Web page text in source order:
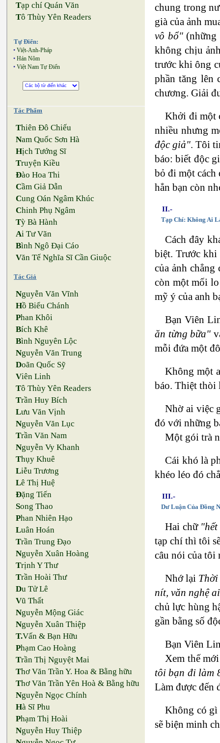
Tạp chí Quán Văn
Tô Thùy Yên Readers
Tự Điển:
• Việt-Anh-Pháp
• Hán Nôm
• Việt Nam Tự Điển
Tác Phẩm
Thiên Đô Chiếu
Nam Quốc Sơn Hà
Hịch Tướng Sĩ
Truyện Kiều
Đào Hoa Thi
Cầm Giả Dẫn
Cung Oán Ngâm Khúc
Chinh Phụ Ngâm
Tỳ Bà Hành
Ai Tư Vãn
Bình Ngô Đại Cáo
Văn Tế Nghĩa Sĩ Cần Giuộc
Tác Giả
Nguyễn Văn Vĩnh
Hồ Biểu Chánh
Phan Khôi
Bích Khê
Bình Nguyên Lộc
Nguyễn Văn Trung
Doãn Quốc Sỹ
Viên Linh
Tô Thùy Yên Readers
Trần Huy Bích
Lưu Văn Vịnh
Nguyễn Văn Lục
Trần Văn Nam
Nguyễn Vy Khanh
Thụy Khuê
Liễu Trương
Lê Thị Huệ
Đặng Tiến
Song Thao
Phan Nhiên Hạo
Luân Hoán
Trần Trung Đạo
Nguyễn Xuân Hoàng
Trịnh Y Thư
Trần Hoài Thư
Du Tử Lê
Vũ Thất
Nguyễn Mộng Giác
Nguyễn Xuân Thiệp
T.Vấn & Bạn Hữu
Phạm Cao Hoàng
Trần Thị Nguyệt Mai
Thơ Văn Trần Y. Hoa & Bằng hữu
Thơ Văn Trần Yên Hoà & Bằng hữu
Nguyễn Ngọc Chính
Hà Sĩ Phu
Phạm Thị Hoài
Nguyễn Huy Thiệp
chung trong
già của ảnh
vô bổ"(những
không chịu
trước khi ông
phần tăng lên
chương. Giải
Khởi đi một
nhiều nhưng
độc giả". Tôi
báo: biết độc
bỏ đi một
hẳn bạn còn
II.-
Tạp Chí: Không Ai
Cách đây
biệt. Trước khi
của ảnh
còn một mối
mỹ ý của anh
Bạn Viên
ăn từng bữa"
mỗi đứa một
Không một
báo. Thiệt thòi
Nhờ ai việc
đó với những
Một gói trà
Cái khó là
khéo léo đó
III.-
Dư Luận Của Đồng
Hai chữ
tạp chí thì tôi
câu nói của tôi
Nhớ lại
nít, văn nghệ
chủ lực hùng
gần bằng số
Bạn Viên
Xem thế
tôi bạn đi làm
Làm được đến
Không có gì
sẽ biện minh